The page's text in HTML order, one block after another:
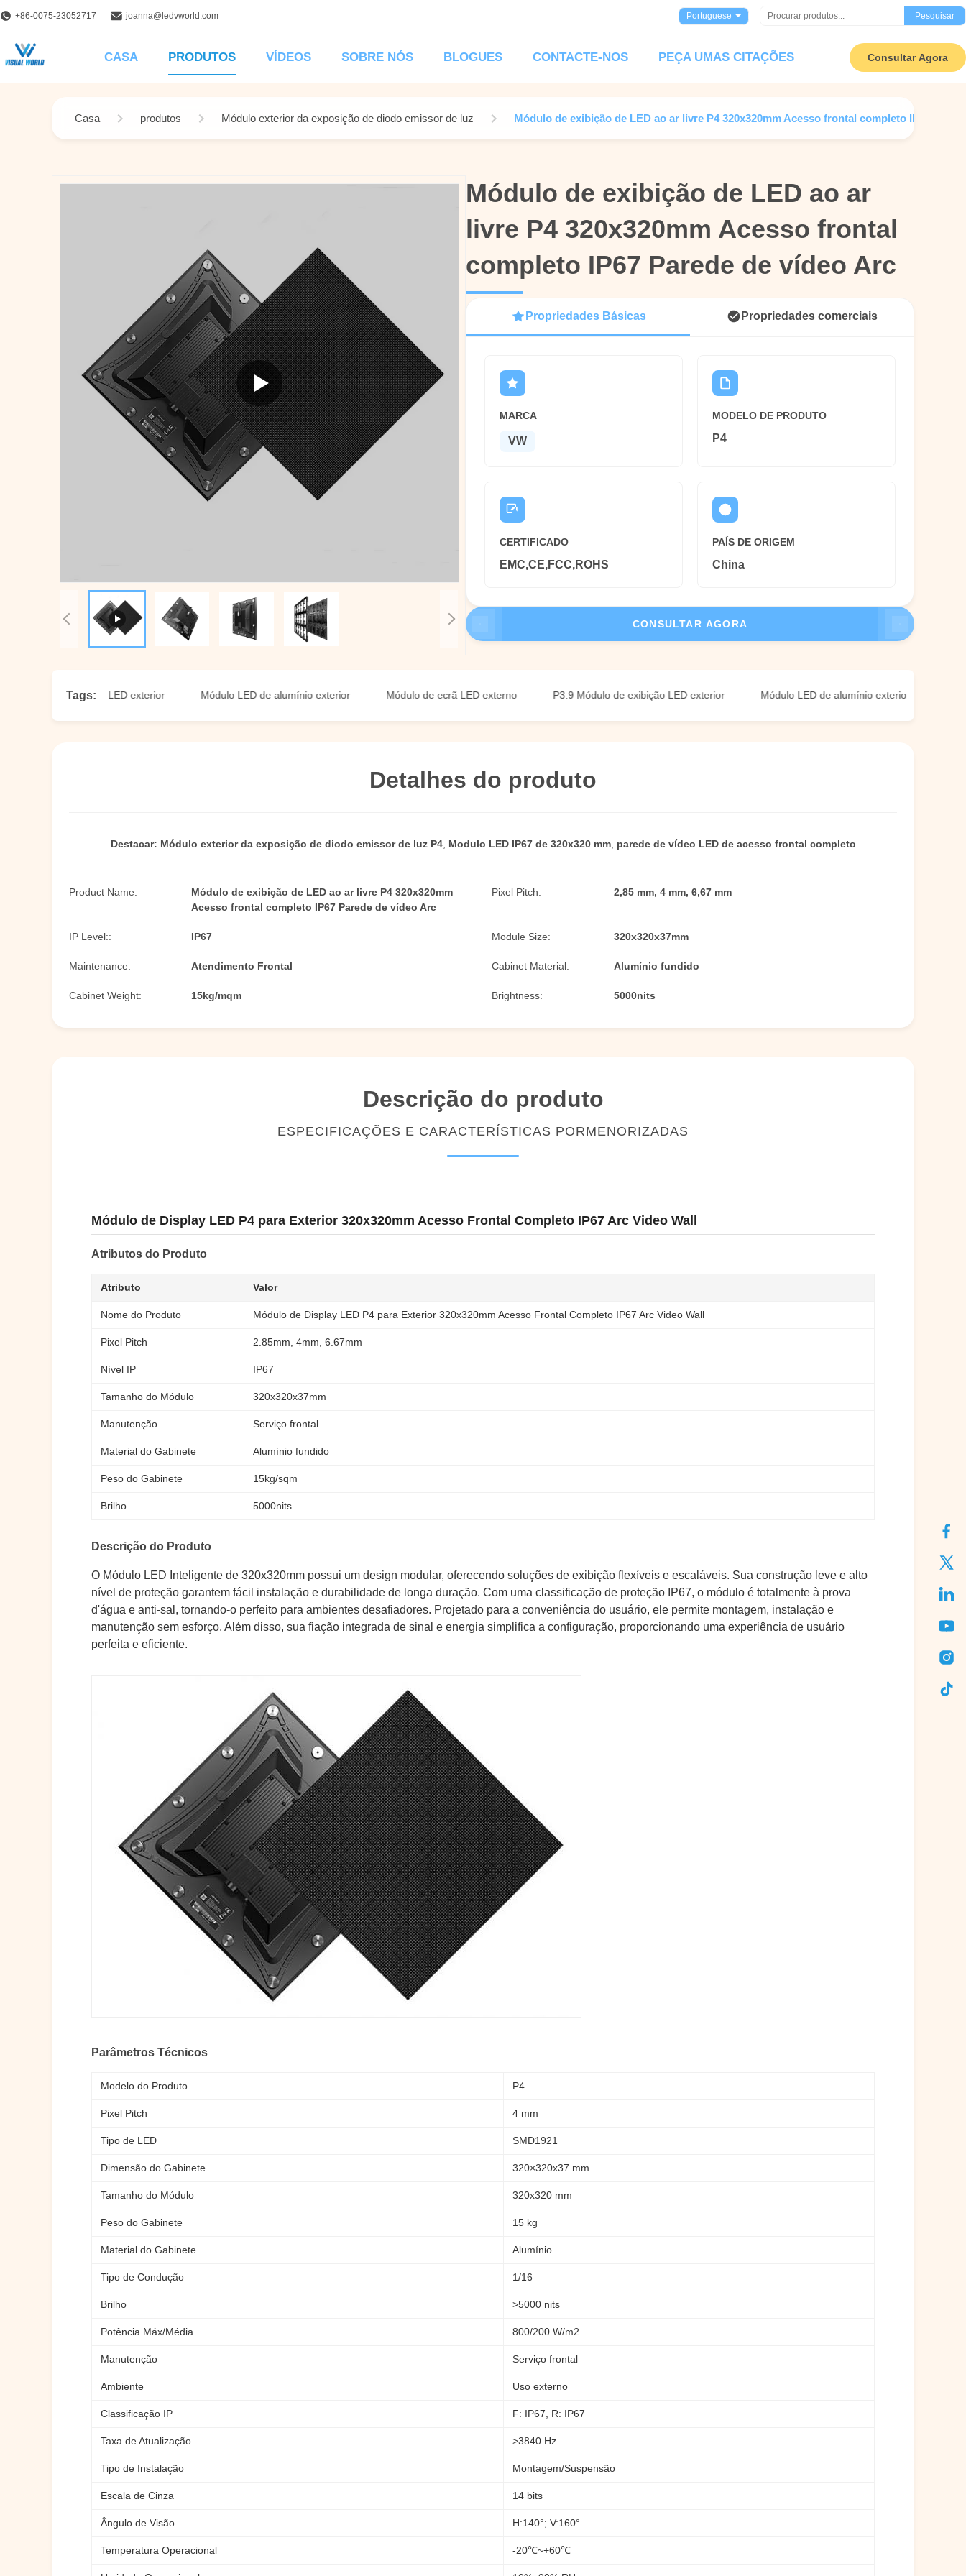
+86-0075-23052717 joanna@ledvworld.com Portuguese Pesquisar
CASA PRODUTOS VÍDEOS SOBRE NÓS BLOGUES CONTACTE-NOS PEÇA UMAS CITAÇÕES Consultar Agora
Casa produtos Módulo exterior da exposição de diodo emissor de luz Módulo de exibição de LED ao ar livre P4 320x320mm Acesso frontal completo IP67
Módulo de exibição de LED ao ar
livre P4 320x320mm Acesso frontal
completo IP67 Parede de vídeo Arc
Módulo de exibição de LED ao ar
livre P4 320x320mm Acesso frontal
completo IP67 Parede de vídeo Arc
Propriedades Básicas Propriedades comerciais
MARCA
VW
MODELO DE PRODUTO
P4
CERTIFICADO
EMC,CE,FCC,ROHS
PAÍS DE ORIGEM
China
CONSULTAR AGORA
Tags:
de exibição LED exterior Módulo LED de alumínio exterior Módulo de ecrã LED externo P3.9 Módulo de exibição LED exterior Módulo LED de alumínio exterior
Detalhes do produto
Destacar: Módulo exterior da exposição de diodo emissor de luz P4, Modulo LED IP67 de 320x320 mm, parede de vídeo LED de acesso frontal completo
Product Name:
Módulo de exibição de LED ao ar livre P4 320x320mm
Acesso frontal completo IP67 Parede de vídeo Arc
Pixel Pitch: 2,85 mm, 4 mm, 6,67 mm
IP Level:: IP67 Module Size: 320x320x37mm
Maintenance: Atendimento Frontal Cabinet Material: Alumínio fundido
Cabinet Weight: 15kg/mqm Brightness: 5000nits
Descrição do produto
ESPECIFICAÇÕES E CARACTERÍSTICAS PORMENORIZADAS
Módulo de Display LED P4 para Exterior 320x320mm Acesso Frontal Completo IP67 Arc Video Wall
Atributos do Produto
Atributo Valor
Nome do Produto Módulo de Display LED P4 para Exterior 320x320mm Acesso Frontal Completo IP67 Arc Video Wall
Pixel Pitch 2.85mm, 4mm, 6.67mm
Nível IP IP67
Tamanho do Módulo 320x320x37mm
Manutenção Serviço frontal
Material do Gabinete Alumínio fundido
Peso do Gabinete 15kg/sqm
Brilho 5000nits
Descrição do Produto
O Módulo LED Inteligente de 320x320mm possui um design modular, oferecendo soluções de exibição flexíveis e escaláveis. Sua construção leve e alto
nível de proteção garantem fácil instalação e durabilidade de longa duração. Com uma classificação de proteção IP67, o módulo é totalmente à prova
d'água e anti-sal, tornando-o perfeito para ambientes desafiadores. Projetado para a conveniência do usuário, ele permite montagem, instalação e
manutenção sem esforço. Além disso, sua fiação integrada de sinal e energia simplifica a configuração, proporcionando uma experiência de usuário
perfeita e eficiente.
Parâmetros Técnicos
Modelo do Produto P4
Pixel Pitch 4 mm
Tipo de LED SMD1921
Dimensão do Gabinete 320×320x37 mm
Tamanho do Módulo 320x320 mm
Peso do Gabinete 15 kg
Material do Gabinete Alumínio
Tipo de Condução 1/16
Brilho >5000 nits
Potência Máx/Média 800/200 W/m2
Manutenção Serviço frontal
Ambiente Uso externo
Classificação IP F: IP67, R: IP67
Taxa de Atualização >3840 Hz
Tipo de Instalação Montagem/Suspensão
Escala de Cinza 14 bits
Ângulo de Visão H:140°; V:160°
Temperatura Operacional -20℃~+60℃